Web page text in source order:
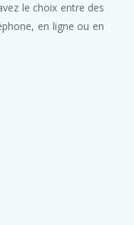
le choix entre des
en ligne ou en